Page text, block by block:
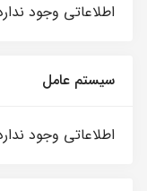
اطلاعاتی وجود
سیستم عامل
اطلاعاتی وجود